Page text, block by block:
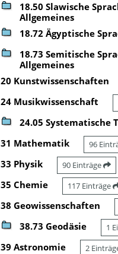
18.50 Slawische
Allgemeines
18.72 Ägyptische
18.73 Semitische
Allgemeines
20 Kunstwissenschaften
24 Musikwissenschaft
24.05 Systematische
31 Mathematik 96
33 Physik 90 Einträge
35 Chemie 117 Einträge
38 Geowissenschaften
38.73 Geodäsie 1
39 Astronomie 2